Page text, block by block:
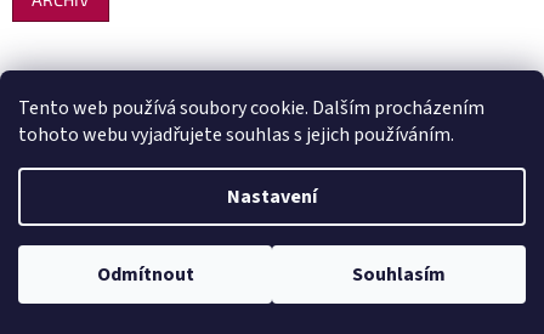
Tento web používá soubory cookie. Dalším procházením
tohoto webu vyjadřujete souhlas s jejich používáním.
Nastavení
Odmítnout Souhlasím
Facebook
Syvela - spodní prádlo Účtujeme v Pohodě